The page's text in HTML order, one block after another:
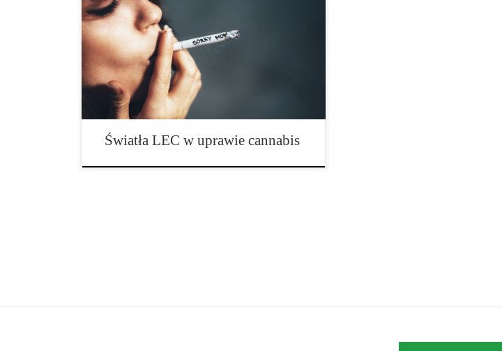
Plusy i minusy świateł LEC w uprawie cannabis.
Podchodzenie z ostrożnością do zupełnie nowej
technologii może być najczęściej spotykanym
zachowaniem, zwłaszcza jeśli wyniki nie są konkretnie
potwierdzone. Na szczęście, ze względu na to, że
wykorzystanie świateł LEC staje się coraz […]
Światła LEC w uprawie cannabis